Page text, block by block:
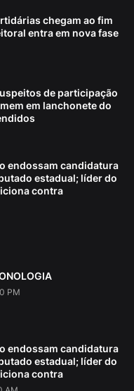
chegam ao fim
entra em nova fase
de participação
em lanchonete do
endossam candidatura
estadual; líder do
contra
PM
endossam candidatura
estadual; líder do
contra